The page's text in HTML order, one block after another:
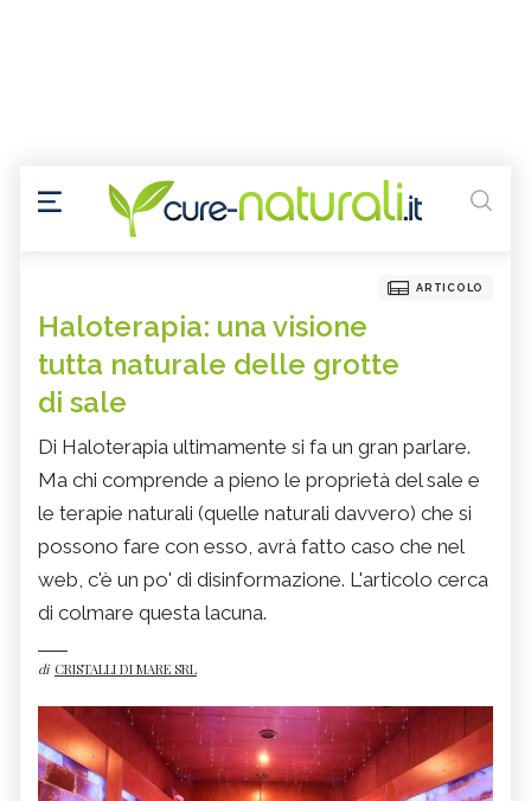
ARTICOLO
Haloterapia: una visione
tutta naturale delle grotte
di sale
Di Haloterapia ultimamente si fa un gran parlare.
Ma chi comprende a pieno le proprietà del sale e
le terapie naturali (quelle naturali davvero) che si
possono fare con esso, avrà fatto caso che nel
web, c'è un po' di disinformazione. L'articolo cerca
di colmare questa lacuna.
di CRISTALLI DI MARE SRL